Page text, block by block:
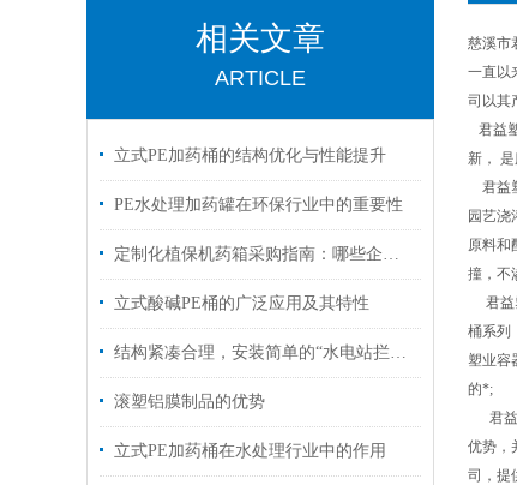
相关文章
ARTICLE
立式PE加药桶的结构优化与性能提升
PE水处理加药罐在环保行业中的重要性
定制化植保机药箱采购指南：哪些企业支持按需开模、快速打样与批量交付？​
立式酸碱PE桶的广泛应用及其特性
结构紧凑合理，安装简单的“水电站拦污浮漂”
滚塑铝膜制品的优势
立式PE加药桶在水处理行业中的作用
慈溪市
一直以
司以其
君益
新，
君益
园艺浇
原料和
撞，不
君益
桶系列
塑业容
的*;
君益
优势，
司，提